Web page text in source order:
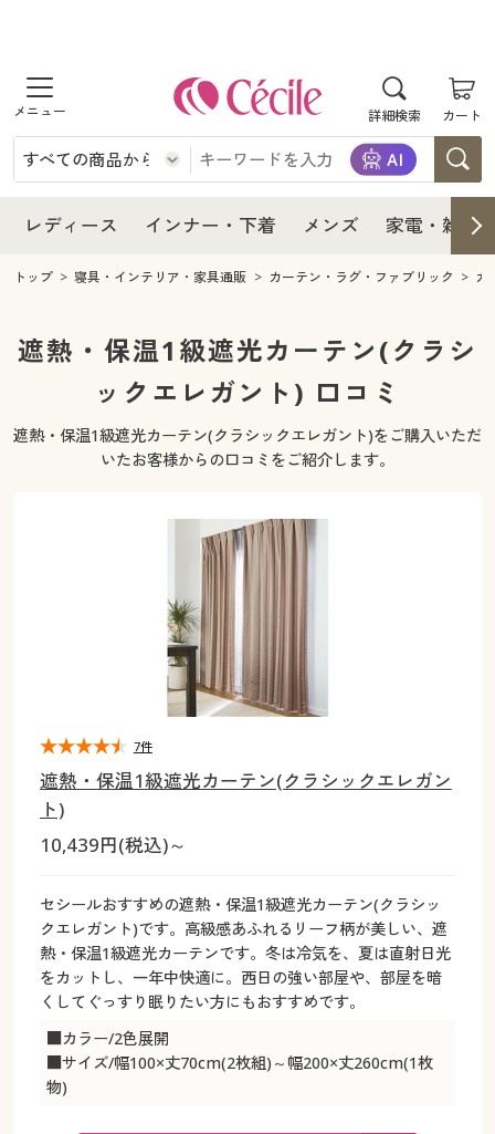
詳細検索 カート
商品を探す
レディース
レディースファッション
女性下着
インナー・下着
インナー・下着通販すべて
女性下着
メンズ下着
ジュニア・ティーンズ下着
メンズ
メンズ通販すべて
メンズファッション
メンズ下着
家電・雑貨
家電・雑貨すべて
キッチン・雑貨・日用品
寝具・インテリア・家具
寝具・インテリア・家具通販すべて
カーテン・ラグ・ファブリック
美容・健康
美容・健康通販すべて
ジュニア・ティーンズ下着
大きいサイズ通販すべて
大きいサイズ レディース服
大きいサイズ レディース下着
大きいサイズ 事務・制服
カタログ
デジタルカタログ
カタログ無料プレゼント
会員メニュー
マイページ
レディース インナー・下着 メンズ 家電・雑貨
レディース
レディース通販すべて
レディースファッション
インナー・下着
インナー・下着通販すべて
ジュニア・ティーンズ下着
メンズ
メンズ下着
キッチン・雑貨・日用品
寝具・インテリア・家具通販すべて
家具・収納
カーテン・ラグ・ファブリック
美容・健康
美容・健康通販すべて
制服・スクール
ジュニア・ティーンズ下着
大きいサイズ レディース服
大きいサイズ レディース下着
大きいサイズ メンズ
大きいサイズ 事務・制服
シークレットセール
商品カテゴリ一覧
カタログ
カタログ・チラシからのご注文
デジタルカタログ
カタログ無料プレゼント
会員メニュー
マイページ
閲覧履歴
トップ 寝具・インテリア・家具通販 カーテン・ラグ・ファブリック カ
遮熱・保温1級遮光カーテン(クラシ
ックエレガント) 口コミ
遮熱・保温1級遮光カーテン(クラシックエレガント)をご購入いただ
いたお客様からの口コミをご紹介します。
遮熱・保温1級遮光カーテン(クラシックエレガン
ト)
10,439円(税込)～
セシールおすすめの遮熱・保温1級遮光カーテン(クラシッ
クエレガント)です。高級感あふれるリーフ柄が美しい、遮
熱・保温1級遮光カーテンです。冬は冷気を、夏は直射日光
をカットし、一年中快適に。西日の強い部屋や、部屋を暗
くしてぐっすり眠りたい方にもおすすめです。
■カラー/2色展開
■サイズ/幅100×丈70cm(2枚組)～幅200×丈260cm(1枚
物)
7件